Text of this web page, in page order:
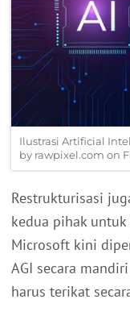
Ilustrasi Artificial
by rawpixel.com on
Restrukturisasi
kedua pihak
Microsoft kini
AGI secara
harus terikat